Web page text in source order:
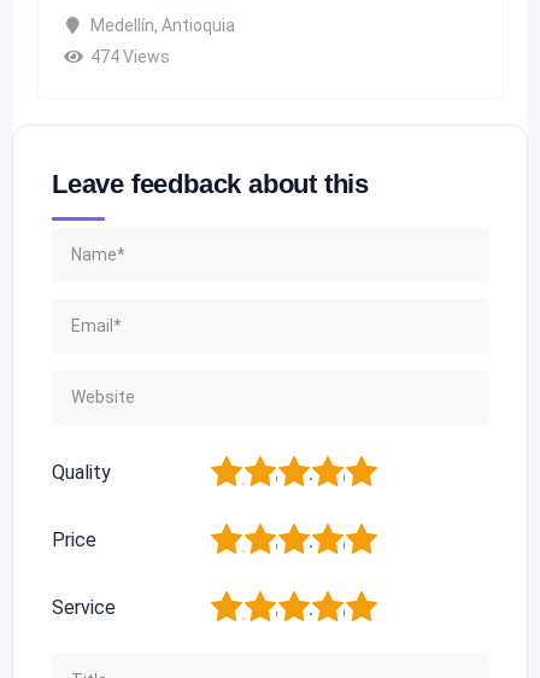
Medellín, Antioquia
474 Views
Leave feedback about this
Quality 5
4
3
2
Price 5
4
3
2
Service 5
4
3
2